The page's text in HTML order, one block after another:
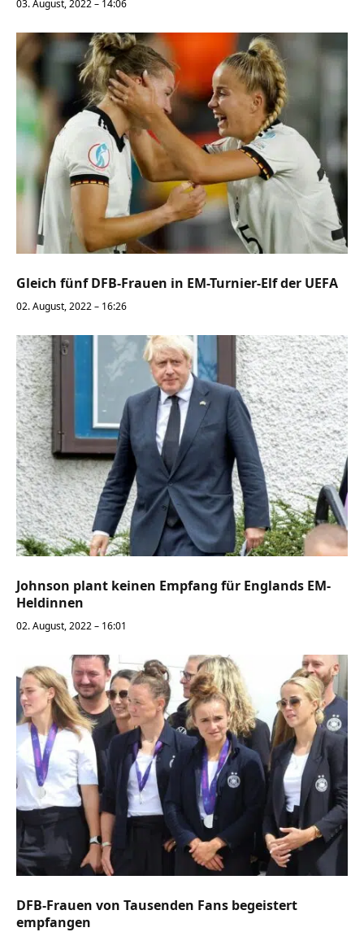
03. August, 2022 – 14:06
Gleich fünf DFB-Frauen in EM-Turnier-Elf der UEFA
02. August, 2022 – 16:26
Johnson plant keinen Empfang für Englands EM-
Heldinnen
02. August, 2022 – 16:01
DFB-Frauen von Tausenden Fans begeistert
empfangen